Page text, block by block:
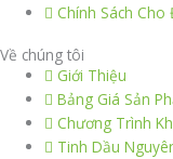
Chính Sách Cho
Về chúng tôi
Giới Thiệu
Bảng Giá Sản
Chương Trình
Tinh Dầu